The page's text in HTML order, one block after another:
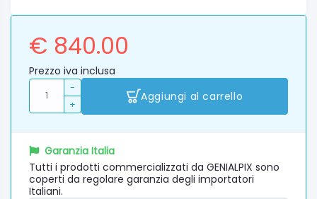
€ 840.00
Prezzo iva inclusa
-
+
Aggiungi al carrello
Garanzia Italia
Tutti i prodotti commercializzati da GENIALPIX sono
coperti da regolare garanzia degli importatori
Italiani.